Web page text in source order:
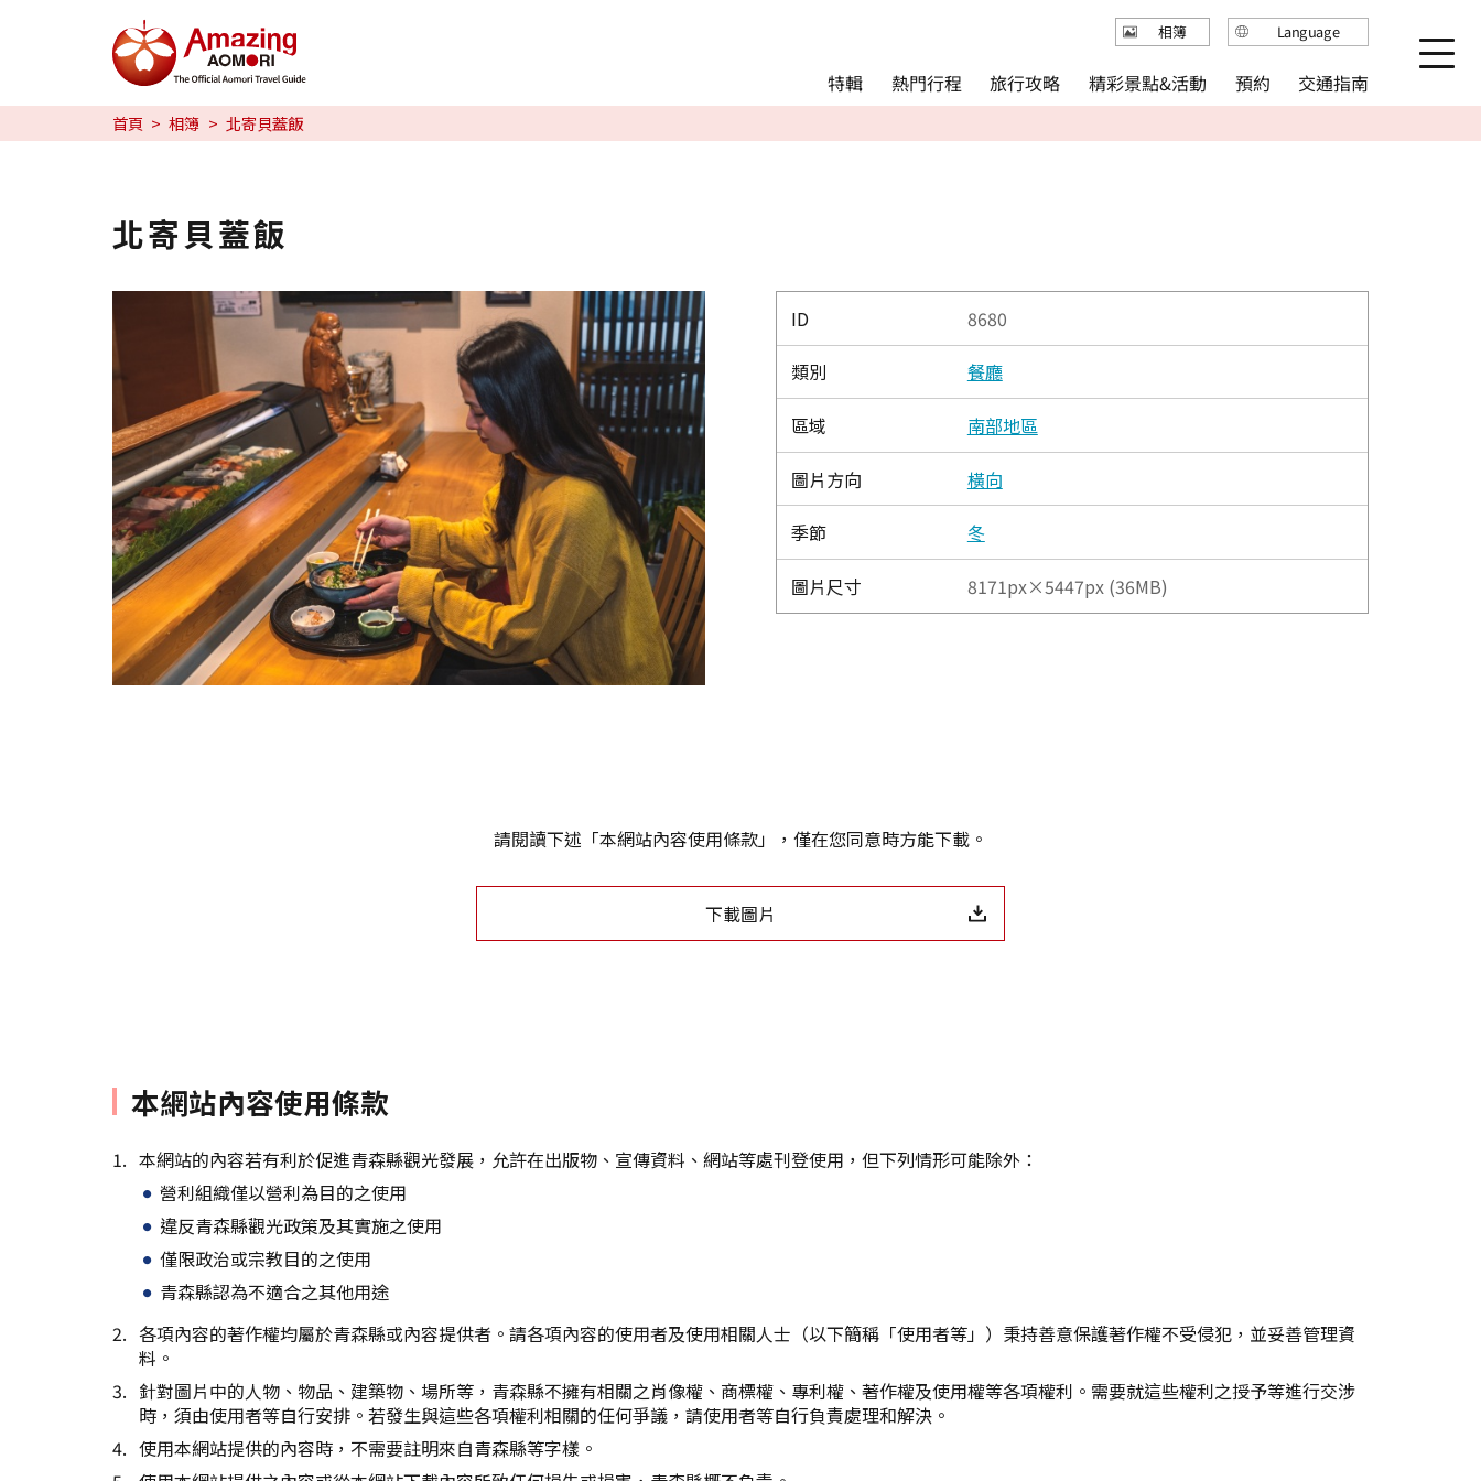
特輯
熱門行程
旅行攻略
精彩景點&活動
繁体中文
简体中文
한국어
首頁 相簿 北寄貝蓋飯
北寄貝蓋飯
ID 8680
類別 餐廳
區域 南部地區
圖片方向 橫向
季節 冬
圖片尺寸 8171px×5447px (36MB)
請閱讀下述「本網站內容使用條款」，僅在您同意時方能下載。
下載圖片
本網站內容使用條款
本網站的內容若有利於促進青森縣觀光發展，允許在出版物、宣傳資料、網站等處刊登使用，但下列情形可能除外：
營利組織僅以營利為目的之使用
違反青森縣觀光政策及其實施之使用
僅限政治或宗教目的之使用
青森縣認為不適合之其他用途
各項內容的著作權均屬於青森縣或內容提供者。請各項內容的使用者及使用相關人士（以下簡稱「使用者等」）秉持善意保護著作權不受侵犯，並妥善管理資
料。
針對圖片中的人物、物品、建築物、場所等，青森縣不擁有相關之肖像權、商標權、專利權、著作權及使用權等各項權利。需要就這些權利之授予等進行交涉
時，須由使用者等自行安排。若發生與這些各項權利相關的任何爭議，請使用者等自行負責處理和解決。
使用本網站提供的內容時，不需要註明來自青森縣等字樣。
特輯 熱門行程 旅行攻略 精彩景點&活動 預約 交通指南
相簿 Language
English
简体中文